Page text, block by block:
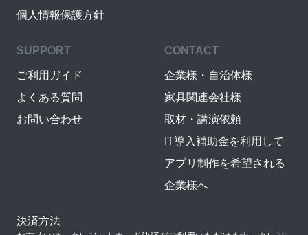
個人情報保護方針
SUPPORT
ご利用ガイド
よくある質問
お問い合わせ
CONTACT
企業様・自治体様
家具関連会社様
取材・講演依頼
IT導入補助金を利用して
アプリ制作を希望される
企業様へ
決済方法